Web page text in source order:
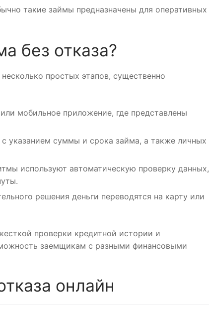
такие займы предназначены для оперативных
без отказа?
простых этапов, существенно
мобильное приложение, где представлены
указанием суммы и срока займа, а также личных
используют автоматическую проверку данных,
решения деньги переводятся на карту или
проверки кредитной истории и
заемщикам с разными финансовыми
онлайн